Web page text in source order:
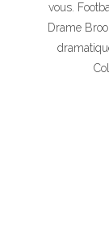
vous.
Drame